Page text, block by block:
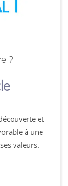
?
et
à une
valeurs.